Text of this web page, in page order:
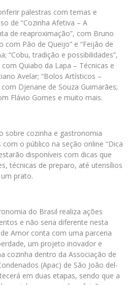
palestras com temas e
de “Cozinha Afetiva – A
de reaproximação”, com Bruno
com Pão de Queijo” e “Feijão de
“Cobu, tradição e possibilidades”,
Quiabo da Lapa – Técnicas e
Avelar; “Bolos Artísticos –
Djenane de Souza Guimarães;
Flávio Gomes e muito mais.
sobre cozinha e gastronomia
o público na seção online “Dica
disponíveis com dicas que
técnicas de preparo, até utensílios
prato.
do Brasil realiza ações
e não seria diferente nesta
Amor conta com uma parceria
um projeto inovador e
cozinha dentro da Associação de
(Apac) de São João del-
em duas etapas, sendo que a